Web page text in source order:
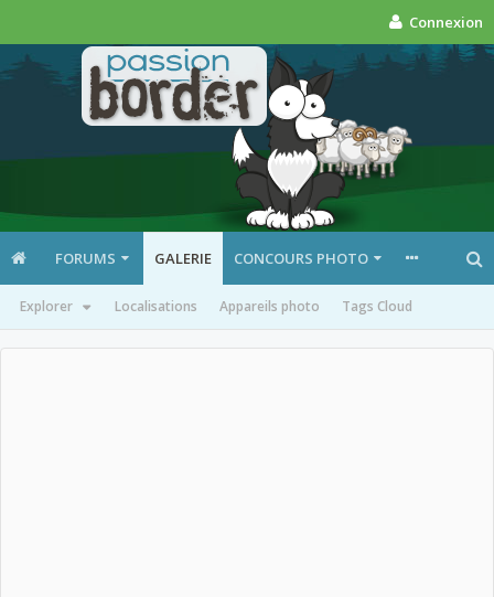
Connexion
FORUMS GALERIE
Explorer Localisations Appareils photo Tags Cloud
CONCOURS PHOTO